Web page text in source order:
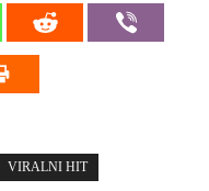
VIRALNI HIT